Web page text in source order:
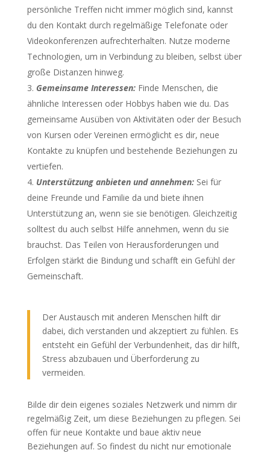
persönliche Treffen nicht immer möglich sind, kannst
du den Kontakt durch regelmäßige Telefonate oder
Videokonferenzen aufrechterhalten. Nutze moderne
Technologien, um in Verbindung zu bleiben, selbst über
große Distanzen hinweg.
Gemeinsame Interessen:Finde Menschen, die
ähnliche Interessen oder Hobbys haben wie du. Das
gemeinsame Ausüben von Aktivitäten oder der Besuch
von Kursen oder Vereinen ermöglicht es dir, neue
Kontakte zu knüpfen und bestehende Beziehungen zu
vertiefen.
Unterstützung anbieten und annehmen:Sei für
deine Freunde und Familie da und biete ihnen
Unterstützung an, wenn sie sie benötigen. Gleichzeitig
solltest du auch selbst Hilfe annehmen, wenn du sie
brauchst. Das Teilen von Herausforderungen und
Erfolgen stärkt die Bindung und schafft ein Gefühl der
Gemeinschaft.
Der Austausch mit anderen Menschen hilft dir
dabei, dich verstanden und akzeptiert zu fühlen. Es
entsteht ein Gefühl der Verbundenheit, das dir hilft,
Stress abzubauen und Überforderung zu
vermeiden.
Bilde dir dein eigenes soziales Netzwerk und nimm dir
regelmäßig Zeit, um diese Beziehungen zu pflegen. Sei
offen für neue Kontakte und baue aktiv neue
Beziehungen auf. So findest du nicht nur emotionale